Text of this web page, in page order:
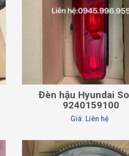
Đèn hậu Hyundai
9240159100
Giá: Liên hệ